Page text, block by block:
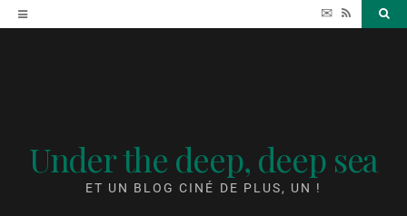
Accéder
au
✉ RSS
Under the deep, deep sea
ET UN BLOG CINÉ DE PLUS, UN !